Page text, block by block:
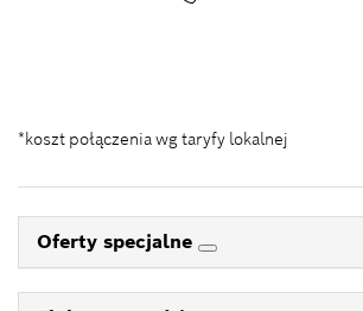
*koszt połączenia wg taryfy lokalnej
Oferty specjalne